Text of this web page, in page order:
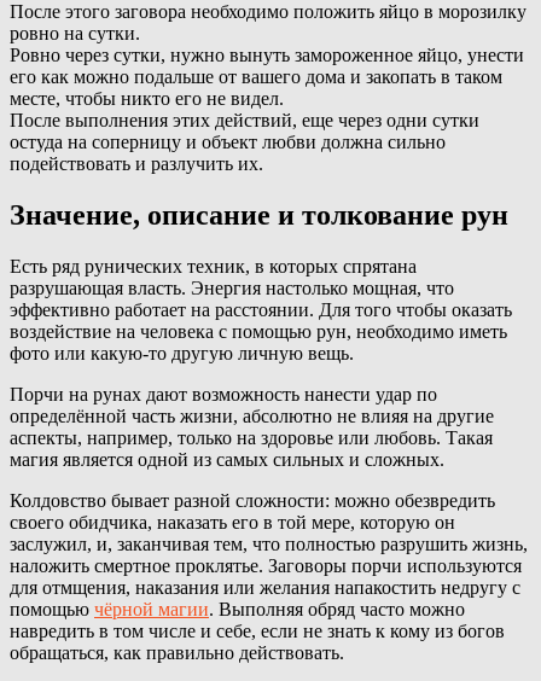
После этого заговора необходимо положить яйцо в морозилку
ровно на сутки.
Ровно через сутки, нужно вынуть замороженное яйцо, унести
его как можно подальше от вашего дома и закопать в таком
месте, чтобы никто его не видел.
После выполнения этих действий, еще через одни сутки
остуда на соперницу и объект любви должна сильно
подействовать и разлучить их.
Значение, описание и толкование рун
Есть ряд рунических техник, в которых спрятана
разрушающая власть. Энергия настолько мощная, что
эффективно работает на расстоянии. Для того чтобы оказать
воздействие на человека с помощью рун, необходимо иметь
фото или какую-то другую личную вещь.
Порчи на рунах дают возможность нанести удар по
определённой часть жизни, абсолютно не влияя на другие
аспекты, например, только на здоровье или любовь. Такая
магия является одной из самых сильных и сложных.
Колдовство бывает разной сложности: можно обезвредить
своего обидчика, наказать его в той мере, которую он
заслужил, и, заканчивая тем, что полностью разрушить жизнь,
наложить смертное проклятье. Заговоры порчи используются
для отмщения, наказания или желания напакостить недругу с
помощью чёрной магии. Выполняя обряд часто можно
навредить в том числе и себе, если не знать к кому из богов
обращаться, как правильно действовать.